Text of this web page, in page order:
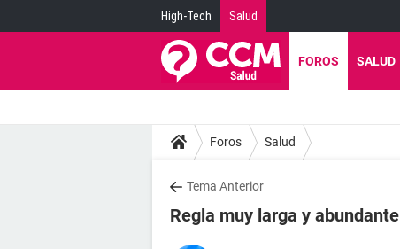
High-Tech Salud
FOROS SALUD
Foros Salud
Tema Anterior
Regla muy larga y abundante